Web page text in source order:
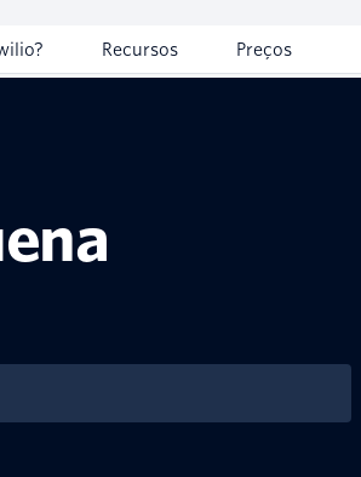
Recursos Preços